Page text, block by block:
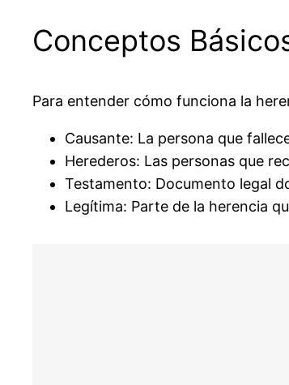
Conceptos
Para entender cómo funciona la
Causante: La persona que
Herederos: Las personas que
Testamento: Documento legal
Legítima: Parte de la herencia